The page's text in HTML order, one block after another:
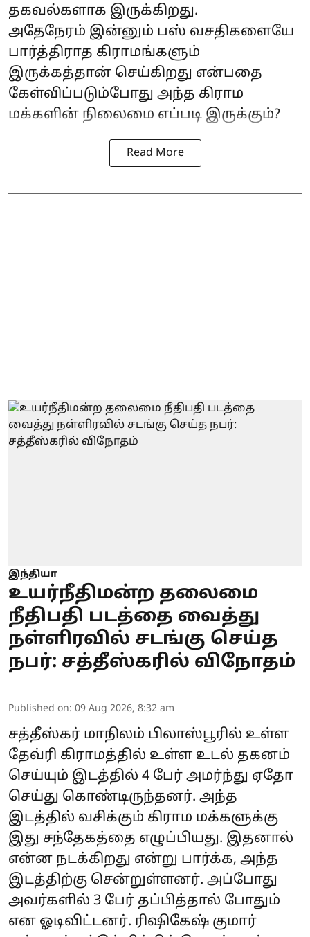
தகவல்களாக இருக்கிறது.
அதேநேரம் இன்னும் பஸ் வசதிகளையே
பார்த்திராத கிராமங்களும்
இருக்கத்தான் செய்கிறது என்பதை
கேள்விப்படும்போது அந்த கிராம
மக்களின் நிலைமை எப்படி இருக்கும்?
Read More
இந்தியா
உயர்நீதிமன்ற தலைமை
நீதிபதி படத்தை வைத்து
நள்ளிரவில் சடங்கு செய்த
நபர்: சத்தீஸ்கரில் விநோதம்
Published on: 09 Aug 2026, 8:32 am
சத்தீஸ்கர் மாநிலம் பிலாஸ்பூரில் உள்ள
தேவ்ரி கிராமத்தில் உள்ள உடல் தகனம்
செய்யும் இடத்தில் 4 பேர் அமர்ந்து ஏதோ
செய்து கொண்டிருந்தனர். அந்த
இடத்தில் வசிக்கும் கிராம மக்களுக்கு
இது சந்தேகத்தை எழுப்பியது. இதனால்
என்ன நடக்கிறது என்று பார்க்க, அந்த
இடத்திற்கு சென்றுள்ளனர். அப்போது
அவர்களில் 3 பேர் தப்பித்தால் போதும்
என ஓடிவிட்டனர். ரிஷிகேஷ் குமார்